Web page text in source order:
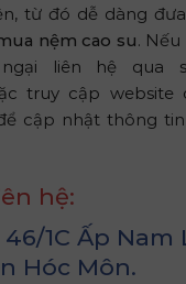
từ đó dễ dàng
nệm cao su.
liên hệ qua
truy cập website
cập nhật thông
hệ:
1C Ấp Nam
Hóc Môn.